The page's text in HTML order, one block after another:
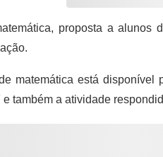
proposta a alunos
matemática está disponível
também a atividade